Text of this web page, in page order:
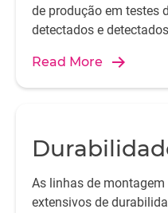
de produção em testes
detectados e
Read More
As linhas de
extensivos de